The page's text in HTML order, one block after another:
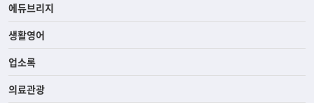
에듀브리지
생활영어
업소록
의료관광